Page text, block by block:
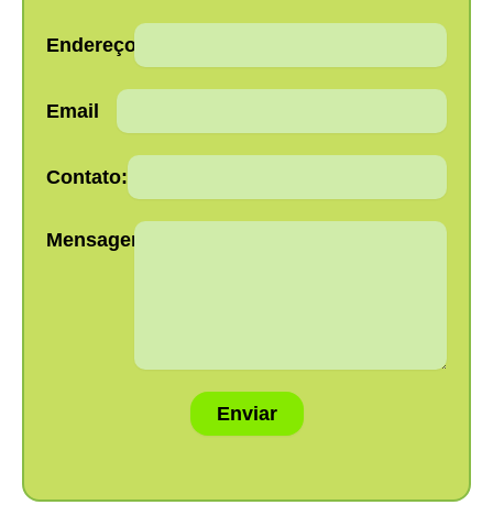
Endereço:
Email
Contato:
Mensagem:
Enviar